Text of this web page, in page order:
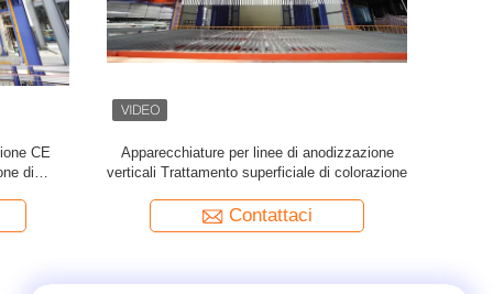
CE
di
Apparecchiature per linee di anodizzazione
verticali Trattamento superficiale di colorazione
Contattaci